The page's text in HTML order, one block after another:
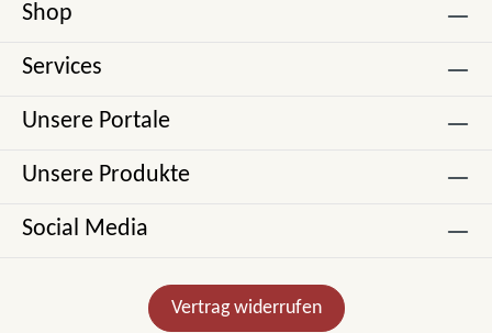
Shop
Services
Unsere Portale
Unsere Produkte
Social Media
Vertrag widerrufen